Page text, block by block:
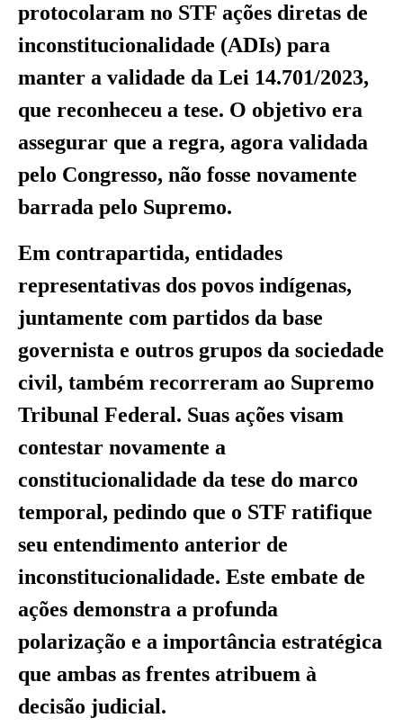
protocolaram no STF ações diretas de
inconstitucionalidade (ADIs) para
manter a validade da Lei 14.701/2023,
que reconheceu a tese. O objetivo era
assegurar que a regra, agora validada
pelo Congresso, não fosse novamente
barrada pelo Supremo.
Em contrapartida, entidades
representativas dos povos indígenas,
juntamente com partidos da base
governista e outros grupos da sociedade
civil, também recorreram ao Supremo
Tribunal Federal. Suas ações visam
contestar novamente a
constitucionalidade da tese do marco
temporal, pedindo que o STF ratifique
seu entendimento anterior de
inconstitucionalidade. Este embate de
ações demonstra a profunda
polarização e a importância estratégica
que ambas as frentes atribuem à
decisão judicial.